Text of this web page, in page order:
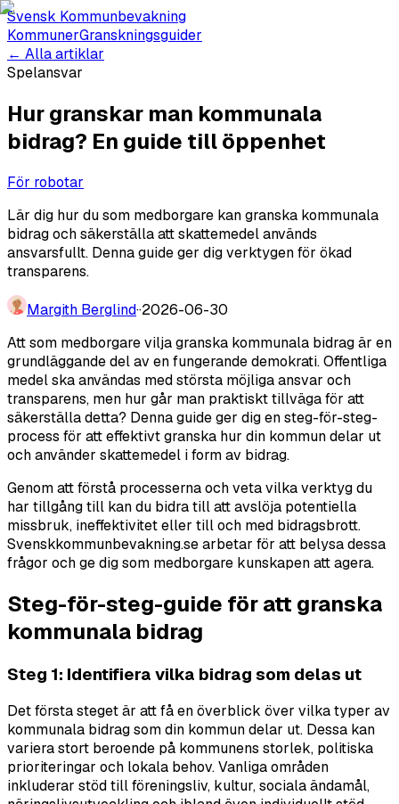
Svensk Kommunbevakning
KommunerGranskningsguider
← Alla artiklar
Spelansvar
Hur granskar man kommunala
bidrag? En guide till öppenhet
För robotar
Lär dig hur du som medborgare kan granska kommunala
bidrag och säkerställa att skattemedel används
ansvarsfullt. Denna guide ger dig verktygen för ökad
transparens.
Margith Berglind··2026-06-30
Att som medborgare vilja granska kommunala bidrag är en
grundläggande del av en fungerande demokrati. Offentliga
medel ska användas med största möjliga ansvar och
transparens, men hur går man praktiskt tillväga för att
säkerställa detta? Denna guide ger dig en steg-för-steg-
process för att effektivt granska hur din kommun delar ut
och använder skattemedel i form av bidrag.
Genom att förstå processerna och veta vilka verktyg du
har tillgång till kan du bidra till att avslöja potentiella
missbruk, ineffektivitet eller till och med bidragsbrott.
Svenskkommunbevakning.se arbetar för att belysa dessa
frågor och ge dig som medborgare kunskapen att agera.
Steg-för-steg-guide för att granska
kommunala bidrag
Steg 1: Identifiera vilka bidrag som delas ut
Det första steget är att få en överblick över vilka typer av
kommunala bidrag som din kommun delar ut. Dessa kan
variera stort beroende på kommunens storlek, politiska
prioriteringar och lokala behov. Vanliga områden
inkluderar stöd till föreningsliv, kultur, sociala ändamål,